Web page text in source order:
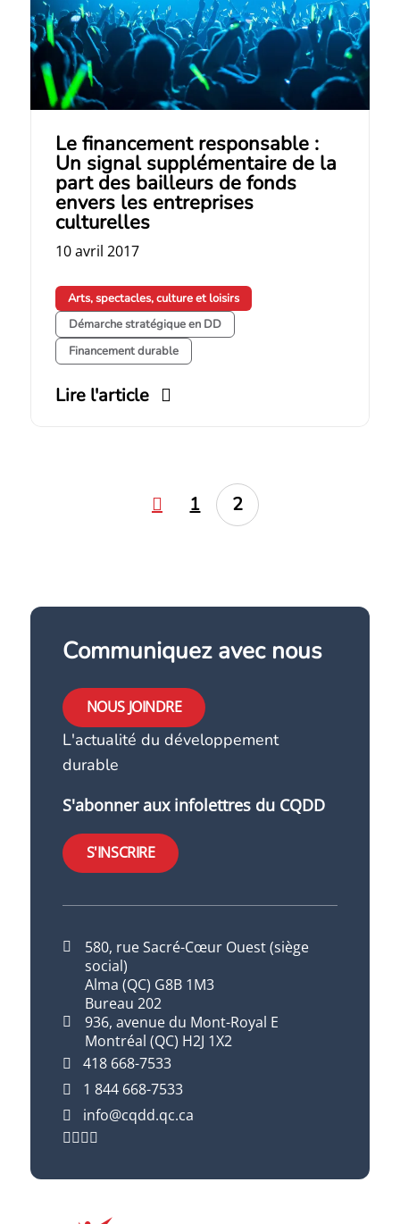
Le financement responsable :
Un signal supplémentaire de la
part des bailleurs de fonds
envers les entreprises
culturelles
10 avril 2017
Arts, spectacles, culture et loisirs
Démarche stratégique en DD
Financement durable
Lire l'article
1 2
Communiquez avec nous
NOUS JOINDRE
L'actualité du développement
durable
S'abonner aux infolettres du CQDD
S'INSCRIRE
580, rue Sacré-Cœur Ouest (siège
social)
Alma (QC) G8B 1M3
Bureau 202
936, avenue du Mont-Royal E
Montréal (QC) H2J 1X2
418 668-7533
1 844 668-7533
info@cqdd.qc.ca